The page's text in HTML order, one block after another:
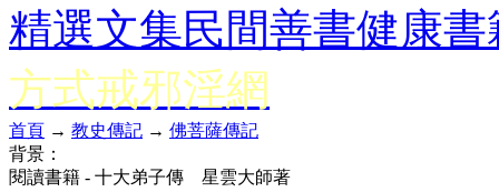
精選文集民間善書健康書
方式戒邪淫網
首頁 → 教史傳記 → 佛菩薩傳記
背景：
閱讀書籍 - 十大弟子傳 星雲大師著